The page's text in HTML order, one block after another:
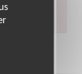
département.